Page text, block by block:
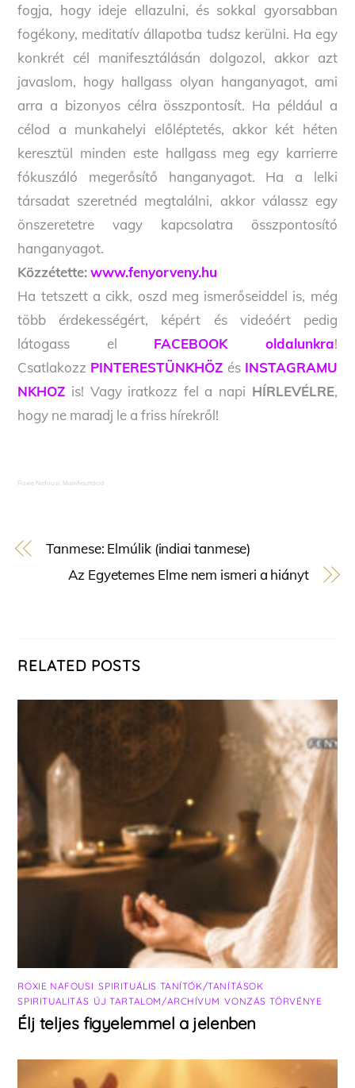
fogja, hogy ideje ellazulni, és sokkal gyorsabban
fogékony, meditatív állapotba tudsz kerülni. Ha egy
konkrét cél manifesztálásán dolgozol, akkor azt
javaslom, hogy hallgass olyan hanganyagot, ami
arra a bizonyos célra összpontosít. Ha például a
célod a munkahelyi előléptetés, akkor két héten
keresztül minden este hallgass meg egy karrierre
fókuszáló megerősítő hanganyagot. Ha a lelki
társadat szeretnéd megtalálni, akkor válassz egy
önszeretetre vagy kapcsolatra összpontosító
hanganyagot.
Közzétette: www.fenyorveny.hu
Ha tetszett a cikk, oszd meg ismerőseiddel is, még
több érdekességért, képért és videóért pedig
látogass el FACEBOOK oldalunkra!
Csatlakozz PINTERESTÜNKHÖZ és INSTAGRAMU
NKHOZ is! Vagy iratkozz fel a napi HÍRLEVÉLRE,
hogy ne maradj le a friss hírekről!
Roxie Nafousi: Manifesztáció
Tanmese: Elmúlik (indiai tanmese)
Az Egyetemes Elme nem ismeri a hiányt
RELATED POSTS
ROXIE NAFOUSI ,SPIRITUÁLIS TANÍTÓK/TANÍTÁSOK
SPIRITUALITÁS ÚJ TARTALOM/ARCHÍVUM ,VONZÁS TÖRVÉNYE
Élj teljes figyelemmel a jelenben